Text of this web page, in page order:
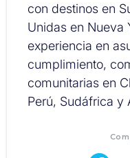
con destinos en
Unidas en Nueva
experiencia en
cumplimiento,
comunitarias en
Perú, Sudáfrica y